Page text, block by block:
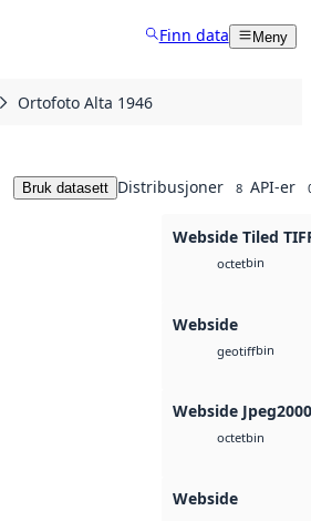
Finn data Meny
Ortofoto Alta 1946
Bruk datasett Distribusjoner 8 API-er
Webside Tiled
octetbin
Webside
geotiffbin
Webside Jpeg2000
octetbin
Webside